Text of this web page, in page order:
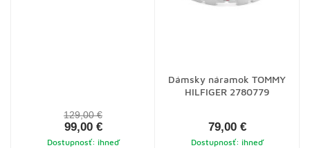
129,00 €
99,00 €
Dostupnosť: ihneď
Dámsky náramok TOMMY
HILFIGER 2780779
79,00 €
Dostupnosť: ihneď